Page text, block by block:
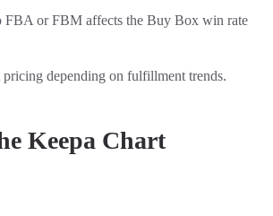
or FBM affects the Buy Box win rate
pricing depending on fulfillment trends.
Keepa Chart